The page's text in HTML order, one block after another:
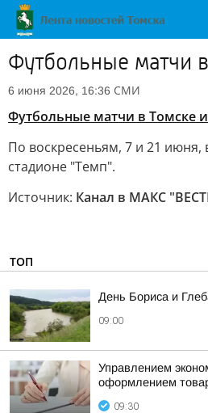
Футбольные матчи
6 июня 2026, 16:36 СМИ
Футбольные матчи в Томске
По воскресеньям, 7 и 21
стадионе "Темп".
Источник: Канал в МАКС
ТОП
День Бориса и
09:00
Управлением
оформлением
09:30